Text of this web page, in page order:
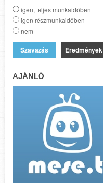
igen, teljes munkaidőben
igen részmunkaidőben
nem
Eredmények
AJÁNLÓ